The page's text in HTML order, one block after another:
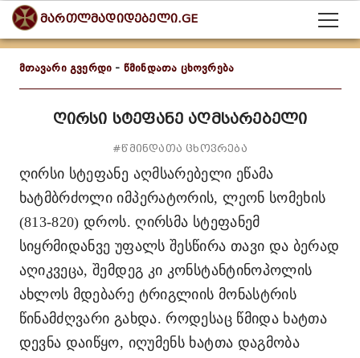
მართლმადიდებელი.GE
მთავარი გვერდი - წმინდათა ცხოვრება
ღირსი სტეფანე აღმსარებელი
#წმინდათა ცხოვრება
ღირსი სტეფანე აღმსარებელი ეწამა
ხატმბრძოლი იმპერატორის, ლეონ სომეხის
(813-820) დროს. ღირსმა სტეფანემ
სიყრმიდანვე უფალს შესწირა თავი და ბერად
აღიკვეცა, შემდეგ კი კონსტანტინოპოლის
ახლოს მდებარე ტრიგლიის მონასტრის
წინამძღვარი გახდა. როდესაც წმიდა ხატთა
დევნა დაიწყო, იღუმენს ხატთა დაგმობა